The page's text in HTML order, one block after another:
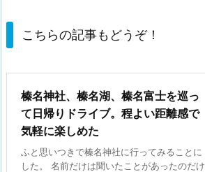
こちらの記事もどうぞ！
榛名神社、榛名湖、榛名富士を巡っ
て日帰りドライブ。程よい距離感で
気軽に楽しめた
ふと思いつきで榛名神社に行ってみることに
した。 名前だけは聞いたことがあったのだけ